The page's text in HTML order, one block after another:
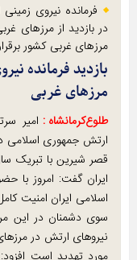
فرمانده نیروی
در بازدید از مرز‌های
مرز‌های غربی کشور
بازدید فرمانده
مرز‌های غربی
طلوع‌‌کرمانشاه : امیر
ارتش جمهوری اسلامی
قصر شیرین با تبریک
ایران گفت: امروز با
اسلامی ایران امنیت
سوی دشمنان در این
نیرو‌های ارتش در